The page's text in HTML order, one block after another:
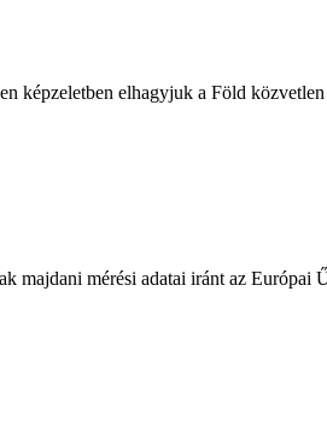
képzeletben elhagyjuk a Föld
majdani mérési adatai iránt az Európai